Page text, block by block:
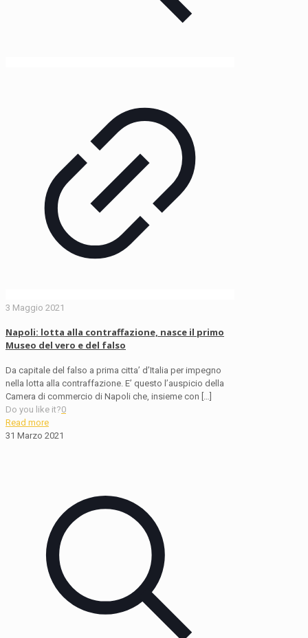
3 Maggio 2021
Napoli: lotta alla contraffazione, nasce il primo
Museo del vero e del falso
Da capitale del falso a prima citta’ d’Italia per impegno
nella lotta alla contraffazione. E’ questo l’auspicio della
Camera di commercio di Napoli che, insieme con […]
Do you like it?0
Read more
31 Marzo 2021